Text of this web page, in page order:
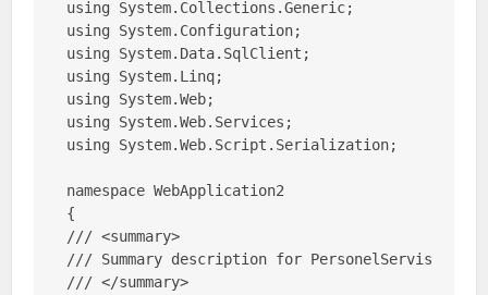
using System.Collections.Generic;
using System.Configuration;
using System.Data.SqlClient;
using System.Linq;
using System.Web;
using System.Web.Services;
using System.Web.Script.Serialization;
namespace WebApplication2
{
/// <summary>
/// Summary description for PersonelServis
/// </summary>